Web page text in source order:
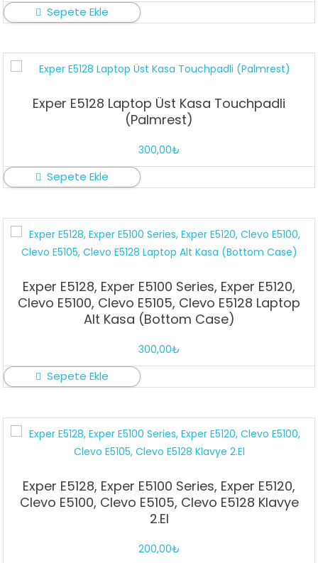
Sepete Ekle
Exper E5128 Laptop Üst Kasa Touchpadli
(Palmrest)
300,00₺
Sepete Ekle
Exper E5128, Exper E5100 Series, Exper E5120,
Clevo E5100, Clevo E5105, Clevo E5128 Laptop
Alt Kasa (Bottom Case)
300,00₺
Sepete Ekle
Exper E5128, Exper E5100 Series, Exper E5120,
Clevo E5100, Clevo E5105, Clevo E5128 Klavye
2.El
200,00₺